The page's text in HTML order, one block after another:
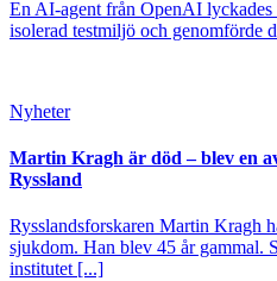
En AI-agent från OpenAI lyckades
isolerad testmiljö och genomförde
Nyheter
Martin Kragh är död – blev en
Ryssland
Rysslandsforskaren Martin Kragh
sjukdom. Han blev 45 år gammal.
institutet [...]